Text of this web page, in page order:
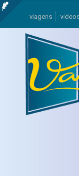
viagens